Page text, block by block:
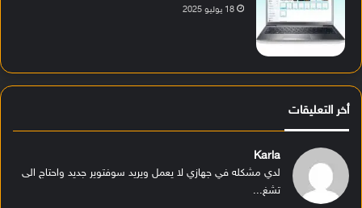
18 يوليو 2025
أخر التعليقات
Karla
لدي مشكله في جهازي لا يعمل ويريد سوفتوير جديد واحتاج الى
تشغ...